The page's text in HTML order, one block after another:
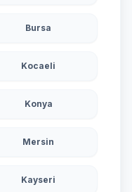
Bursa
Kocaeli
Konya
Mersin
Kayseri